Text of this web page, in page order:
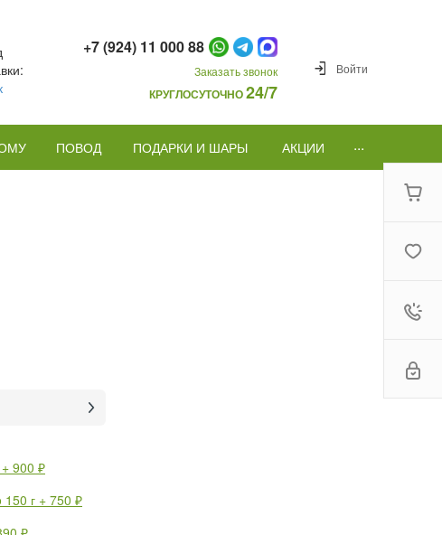
+7 (924) 11 000 88
Заказать звонок
КРУГЛОСУТОЧНО24/7
Войти
ПОВОД ПОДАРКИ И ШАРЫ АКЦИИ ...
900 ₽
г + 750 ₽